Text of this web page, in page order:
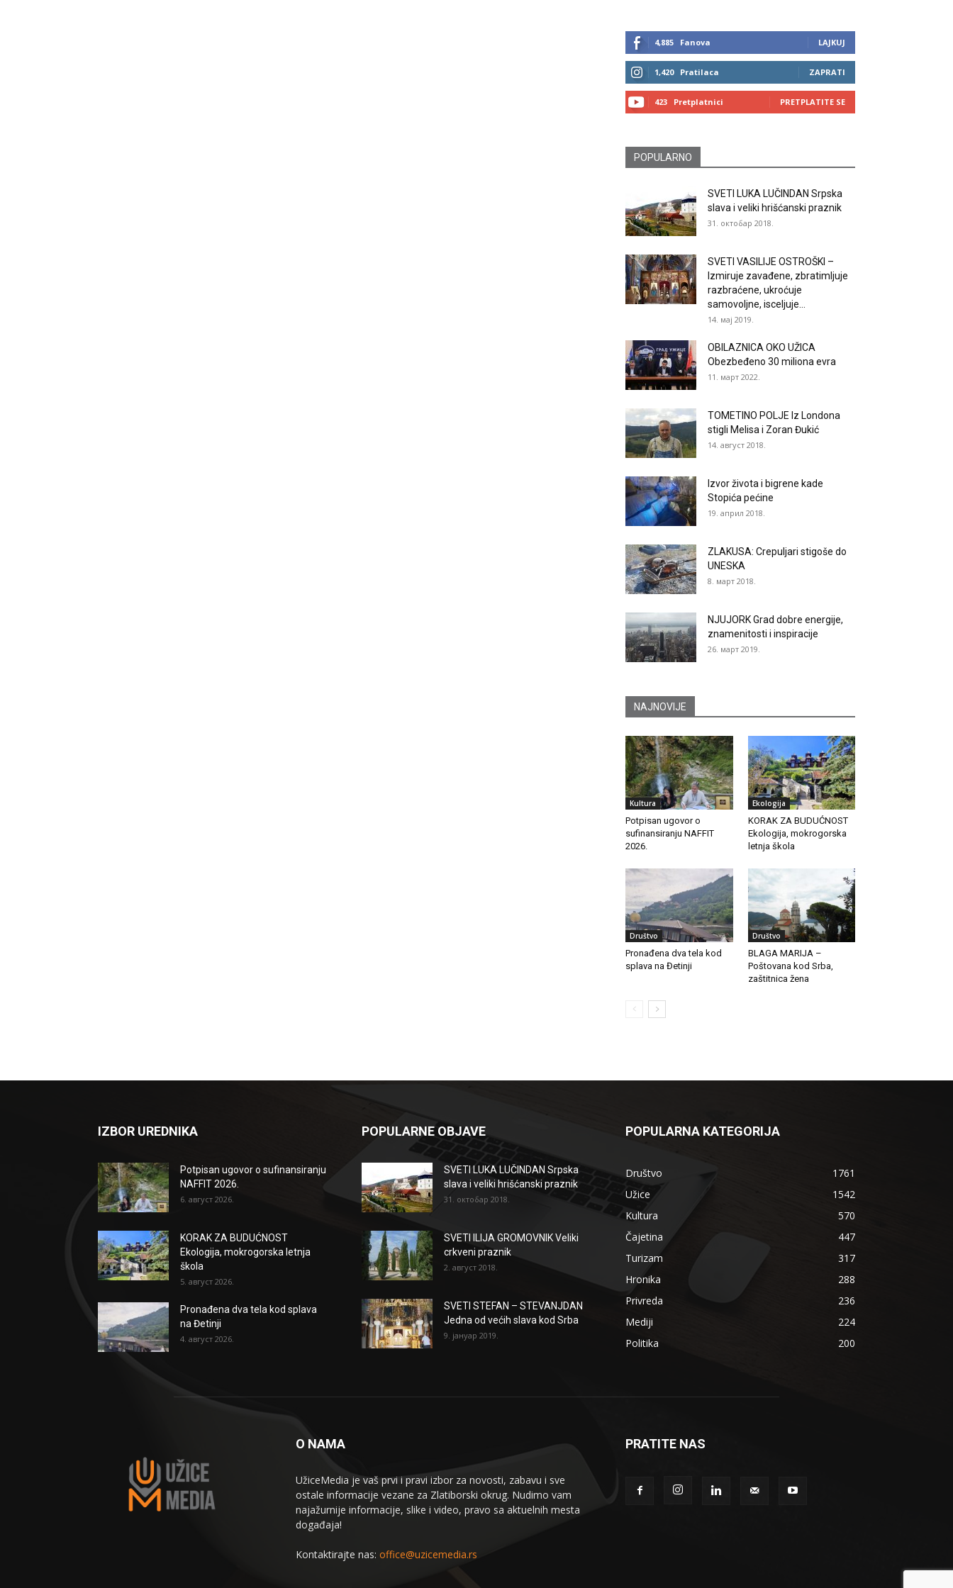
4,885 Fanova LAJKUJ
1,420 Pratilaca ZAPRATI
423 Pretplatnici PRETPLATITE SE
POPULARNO
SVETI LUKA LUČINDAN Srpska
slava i veliki hrišćanski praznik
31. октобар 2018.
SVETI VASILIJE OSTROŠKI –
Izmiruje zavađene, zbratimljuje
razbraćene, ukroćuje
samovoljne, isceljuje...
14. мај 2019.
OBILAZNICA OKO UŽICA
Obezbeđeno 30 miliona evra
11. март 2022.
TOMETINO POLJE Iz Londona
stigli Melisa i Zoran Đukić
14. август 2018.
Izvor života i bigrene kade
Stopića pećine
19. април 2018.
ZLAKUSA: Crepuljari stigoše do
UNESKA
8. март 2018.
NJUJORK Grad dobre energije,
znamenitosti i inspiracije
26. март 2019.
NAJNOVIJE
Kultura
Potpisan ugovor o
sufinansiranju NAFFIT
2026.
Ekologija
KORAK ZA BUDUĆNOST
Ekologija, mokrogorska
letnja škola
Društvo
Pronađena dva tela kod
splava na Đetinji
Društvo
BLAGA MARIJA –
Poštovana kod Srba,
zaštitnica žena
IZBOR UREDNIKA
Potpisan ugovor o sufinansiranju
NAFFIT 2026.
6. август 2026.
KORAK ZA BUDUĆNOST
Ekologija, mokrogorska letnja
škola
5. август 2026.
Pronađena dva tela kod splava
na Đetinji
4. август 2026.
POPULARNE OBJAVE
SVETI LUKA LUČINDAN Srpska
slava i veliki hrišćanski praznik
31. октобар 2018.
SVETI ILIJA GROMOVNIK Veliki
crkveni praznik
2. август 2018.
SVETI STEFAN – STEVANJDAN
Jedna od većih slava kod Srba
9. јануар 2019.
POPULARNA KATEGORIJA
Društvo
1761
Užice
1542
Kultura
570
Čajetina
447
Turizam
317
Hronika
288
Privreda
236
Mediji
224
Politika
200
O NAMA
UžiceMedia je vaš prvi i pravi izbor za novosti, zabavu i sve
ostale informacije vezane za Zlatiborski okrug. Nudimo vam
najažurnije informacije, slike i video, pravo sa aktuelnih mesta
događaja!
Kontaktirajte nas: office@uzicemedia.rs
PRATITE NAS